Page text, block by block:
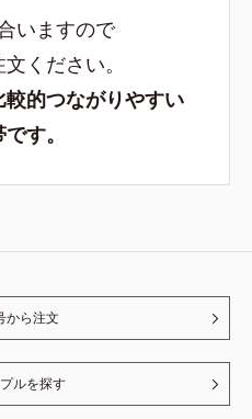
いますので
ください。
的つながりやすい
す。
から注文
ルを探す